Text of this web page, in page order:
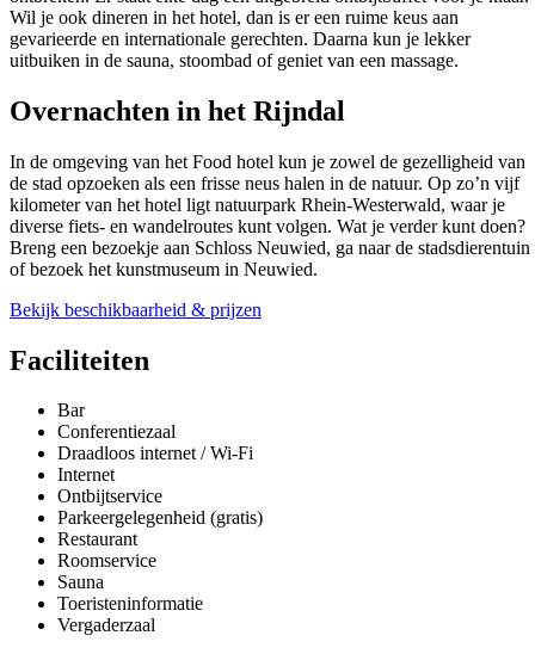
Wil je ook dineren in het hotel, dan is er een ruime keus aan
gevarieerde en internationale gerechten. Daarna kun je lekker
uitbuiken in de sauna, stoombad of geniet van een massage.
Overnachten in het Rijndal
In de omgeving van het Food hotel kun je zowel de gezelligheid van
de stad opzoeken als een frisse neus halen in de natuur. Op zo’n vijf
kilometer van het hotel ligt natuurpark Rhein-Westerwald, waar je
diverse fiets- en wandelroutes kunt volgen. Wat je verder kunt doen?
Breng een bezoekje aan Schloss Neuwied, ga naar de stadsdierentuin
of bezoek het kunstmuseum in Neuwied.
Bekijk beschikbaarheid & prijzen
Faciliteiten
Bar
Conferentiezaal
Draadloos internet / Wi-Fi
Internet
Ontbijtservice
Parkeergelegenheid (gratis)
Restaurant
Roomservice
Sauna
Toeristeninformatie
Vergaderzaal